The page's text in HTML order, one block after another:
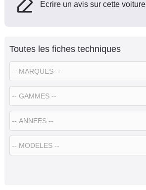
Ecrire un avis sur cette voiture
Toutes les fiches techniques